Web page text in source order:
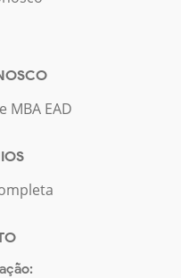
MBA EAD